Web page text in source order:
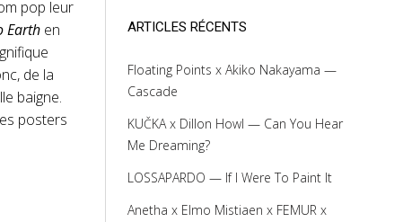
pop leur
Earth en
de la
baigne.
posters
ARTICLES RÉCENTS
Floating Points x Akiko Nakayama —
Cascade
KUČKA x Dillon Howl — Can You Hear
Me Dreaming?
LOSSAPARDO — If I Were To Paint It
Anetha x Elmo Mistiaen x FEMUR x